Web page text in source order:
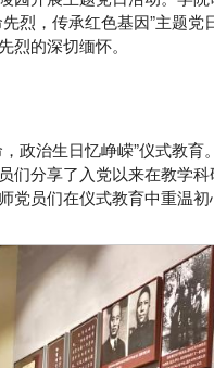
烈，传承红色基因”主题
的深切缅怀。
政治生日忆峥嵘”仪式教
们分享了入党以来在教学
党员们在仪式教育中重温